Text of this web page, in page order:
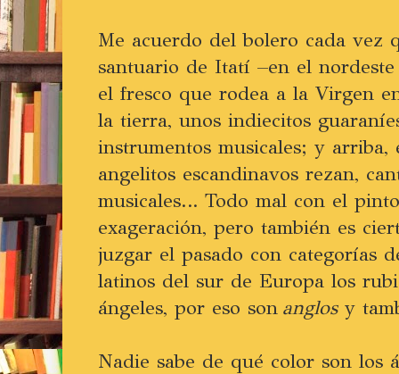
Me acuerdo del bolero cada vez
santuario de Itatí –en el
el fresco que rodea a la Virgen
la tierra, unos indiecitos
instrumentos musicales; y arriba,
angelitos escandinavos rezan,
musicales… Todo mal con el
exageración, pero también es
juzgar el pasado con categorías
latinos del sur de Europa los
ángeles, por eso son anglosy
Nadie sabe de qué color son los